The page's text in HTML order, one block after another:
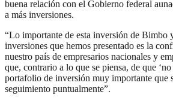
buena relación con el Gobierno federal
a más inversiones.
“Lo importante de esta inversión de Bimbo
inversiones que hemos presentado es la
nuestro país de empresarios nacionales y
que, contrario a lo que se piensa, de que
portafolio de inversión muy importante que
seguimiento puntualmente”.